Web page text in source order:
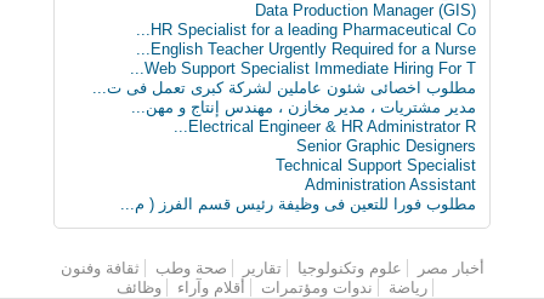
Data Production Manager (GIS)
HR Specialist for a leading Pharmaceutical Co...
English Teacher Urgently Required for a Nurse...
Web Support Specialist Immediate Hiring For T...
مطلوب اخصائى شئون عاملين لشركة كبرى تعمل فى ت...
مدير مشتريات ، مدير مخازن ، مهندس إنتاج و مهن...
Electrical Engineer & HR Administrator R...
Senior Graphic Designers
Technical Support Specialist
Administration Assistant
مطلوب فورا للتعين فى وظيفة رئيس قسم الفرز ( م...
القائمة الرئيسية
أخبار مصر علوم وتكنولوجيا تقارير صحة وطب
ثقافة وفنون
رياضة
ندوات ومؤتمرات أقلام وآراء وظائف